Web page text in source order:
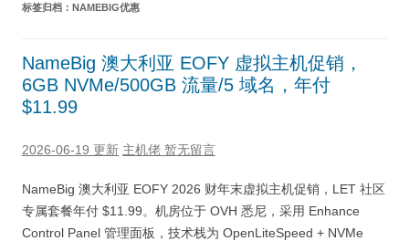
标签归档： NAMEBIG优惠
NameBig 澳大利亚 EOFY 虚拟主机促销，
6GB NVMe/500GB 流量/5 域名，年付
$11.99
2026-06-19 更新 主机佬 暂无留言
NameBig 澳大利亚 EOFY 2026 财年末虚拟主机促销，LET 社区
专属套餐年付 $11.99。机房位于 OVH 悉尼，采用 Enhance
Control Panel 管理面板，技术栈为 OpenLiteSpeed + NVMe